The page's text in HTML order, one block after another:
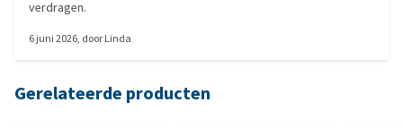
verdragen.
6 juni 2026, doorLinda
Gerelateerde producten